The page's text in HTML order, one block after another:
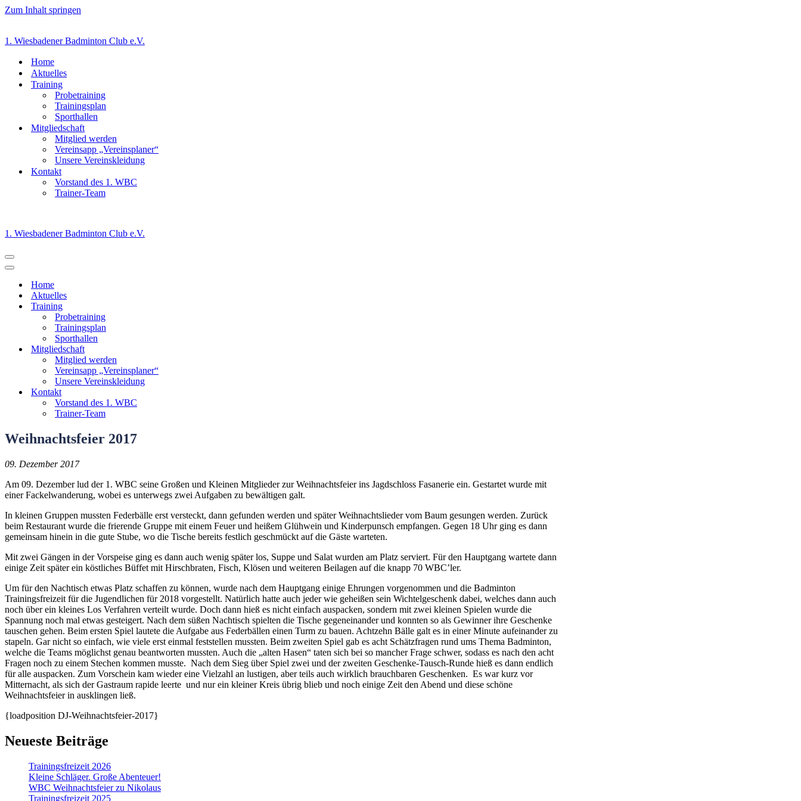
Zum Inhalt springen
1. Wiesbadener Badminton Club e.V.
Home
Aktuelles
Training
Probetraining
Trainingsplan
Sporthallen
Mitgliedschaft
Mitglied werden
Vereinsapp „Vereinsplaner“
Unsere Vereinskleidung
Kontakt
Vorstand des 1. WBC
Trainer-Team
1. Wiesbadener Badminton Club e.V.
Navigationsmenü
Navigationsmenü
Home
Aktuelles
Training
Probetraining
Trainingsplan
Sporthallen
Mitgliedschaft
Mitglied werden
Vereinsapp „Vereinsplaner“
Unsere Vereinskleidung
Kontakt
Vorstand des 1. WBC
Trainer-Team
Weihnachtsfeier 2017
09. Dezember 2017
Am 09. Dezember lud der 1. WBC seine Großen und Kleinen Mitglieder zur Weihnachtsfeier ins Jagdschloss Fasanerie ein. Gestartet wurde mit
einer Fackelwanderung, wobei es unterwegs zwei Aufgaben zu bewältigen galt.
In kleinen Gruppen mussten Federbälle erst versteckt, dann gefunden werden und später Weihnachtslieder vom Baum gesungen werden. Zurück
beim Restaurant wurde die frierende Gruppe mit einem Feuer und heißem Glühwein und Kinderpunsch empfangen. Gegen 18 Uhr ging es dann
gemeinsam hinein in die gute Stube, wo die Tische bereits festlich geschmückt auf die Gäste warteten.
Mit zwei Gängen in der Vorspeise ging es dann auch wenig später los, Suppe und Salat wurden am Platz serviert. Für den Hauptgang wartete dann
einige Zeit später ein köstliches Büffet mit Hirschbraten, Fisch, Klösen und weiteren Beilagen auf die knapp 70 WBC’ler.
Um für den Nachtisch etwas Platz schaffen zu können, wurde nach dem Hauptgang einige Ehrungen vorgenommen und die Badminton
Trainingsfreizeit für die Jugendlichen für 2018 vorgestellt. Natürlich hatte auch jeder wie geheißen sein Wichtelgeschenk dabei, welches dann auch
noch über ein kleines Los Verfahren verteilt wurde. Doch dann hieß es nicht einfach auspacken, sondern mit zwei kleinen Spielen wurde die
Spannung noch mal etwas gesteigert. Nach dem süßen Nachtisch spielten die Tische gegeneinander und konnten so als Gewinner ihre Geschenke
tauschen gehen. Beim ersten Spiel lautete die Aufgabe aus Federbällen einen Turm zu bauen. Achtzehn Bälle galt es in einer Minute aufeinander zu
stapeln. Gar nicht so einfach, wie viele erst einmal feststellen mussten. Beim zweiten Spiel gab es acht Schätzfragen rund ums Thema Badminton,
welche die Teams möglichst genau beantworten mussten. Auch die „alten Hasen“ taten sich bei so mancher Frage schwer, sodass es nach den acht
Fragen noch zu einem Stechen kommen musste. Nach dem Sieg über Spiel zwei und der zweiten Geschenke-Tausch-Runde hieß es dann endlich
für alle auspacken. Zum Vorschein kam wieder eine Vielzahl an lustigen, aber teils auch wirklich brauchbaren Geschenken. Es war kurz vor
Mitternacht, als sich der Gastraum rapide leerte und nur ein kleiner Kreis übrig blieb und noch einige Zeit den Abend und diese schöne
Weihnachtsfeier in ausklingen ließ.
{loadposition DJ-Weihnachtsfeier-2017}
Neueste Beiträge
Trainingsfreizeit 2026
Kleine Schläger. Große Abenteuer!
WBC Weihnachtsfeier zu Nikolaus
Trainingsfreizeit 2025